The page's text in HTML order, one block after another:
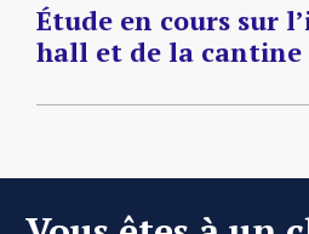
Étude en cours sur
hall et de la cantine